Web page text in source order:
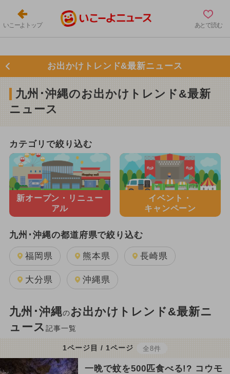
いこーよトップ あとで読む
お出かけトレンド&最新ニュース
九州･沖縄のお出かけトレンド&最新
ニュース
カテゴリで絞り込む
新オープン・ リニュー
アル
イベント・
キャンペーン
九州･沖縄の都道府県で絞り込む
福岡県 熊本県 長崎県
大分県 沖縄県
九州･沖縄のお出かけトレンド&最新ニ
ュース 記事一覧
1ページ目 / 1ページ 全8件
一晩で蚊を500匹食べる!? コウモ